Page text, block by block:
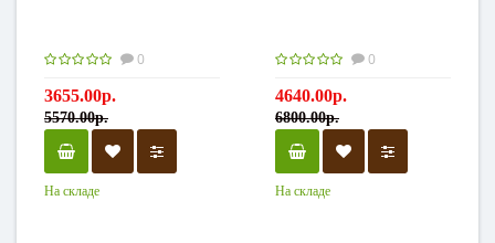
0
3655.00р.
5570.00р.
На складе
0
4640.00р.
6800.00р.
На складе